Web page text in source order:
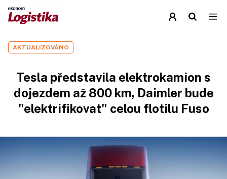
AKTUALIZOVÁNO
Tesla představila elektrokamion s
dojezdem až 800 km, Daimler bude
"elektrifikovat" celou flotilu Fuso